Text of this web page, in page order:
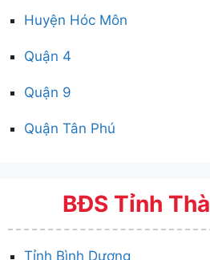
Huyện Hóc Môn
Quận 4
Quận 9
Quận Tân Phú
BĐS Tỉnh
Tỉnh Bình Dương